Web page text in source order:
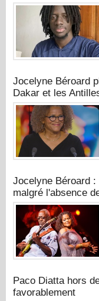
Jocelyne Béroard
Dakar et les
Jocelyne Béroard
malgré l'absence
Paco Diatta hors
favorablement